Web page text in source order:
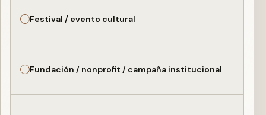
Festival / evento cultural
Fundación / nonprofit / campaña institucional